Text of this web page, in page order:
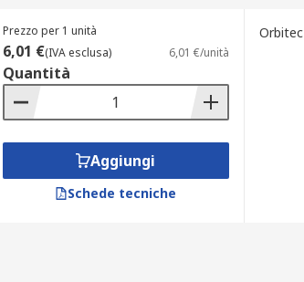
Prezzo per 1 unità
6,01 €(IVA esclusa) 6,01 €/unità
Quantità
Aggiungi
Schede tecniche
Orbitec